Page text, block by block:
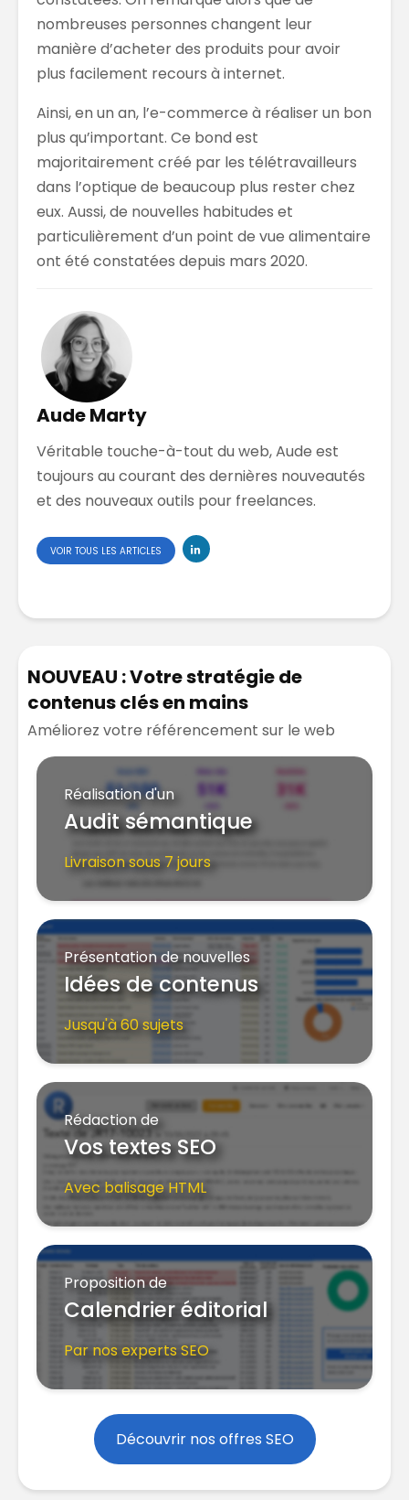
nombreuses personnes changent leur
manière d’acheter des produits pour avoir
plus facilement recours à internet.
Ainsi, en un an, l’e-commerce à réaliser un bon
plus qu’important. Ce bond est
majoritairement créé par les télétravailleurs
dans l’optique de beaucoup plus rester chez
eux. Aussi, de nouvelles habitudes et
particulièrement d’un point de vue alimentaire
ont été constatées depuis mars 2020.
Aude Marty
Véritable touche-à-tout du web, Aude est
toujours au courant des dernières nouveautés
et des nouveaux outils pour freelances.
VOIR TOUS LES ARTICLES
NOUVEAU : Votre stratégie de
contenus clés en mains
Améliorez votre référencement sur le web
Réalisation d'un
Audit sémantique
Livraison sous 7 jours
Présentation de nouvelles
Idées de contenus
Jusqu'à 60 sujets
Rédaction de
Vos textes SEO
Avec balisage HTML
Proposition de
Calendrier éditorial
Par nos experts SEO
Découvrir nos offres SEO